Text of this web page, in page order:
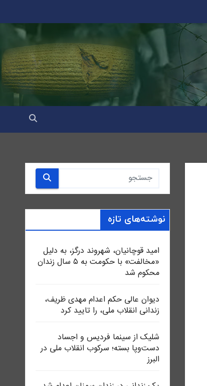
نوشته‌های تازه
امید قوچانیان، شهروند درگز، به دلیل
«مخالفت» با حکومت به ۵ سال زندان
محکوم شد
دیوان عالی حکم اعدام مهدی ظریف،
زندانی انقلاب ملی، را تایید کرد
شلیک از سینما فردیس و اجساد
دست‌وپا بسته؛ سرکوب انقلاب ملی در
البرز